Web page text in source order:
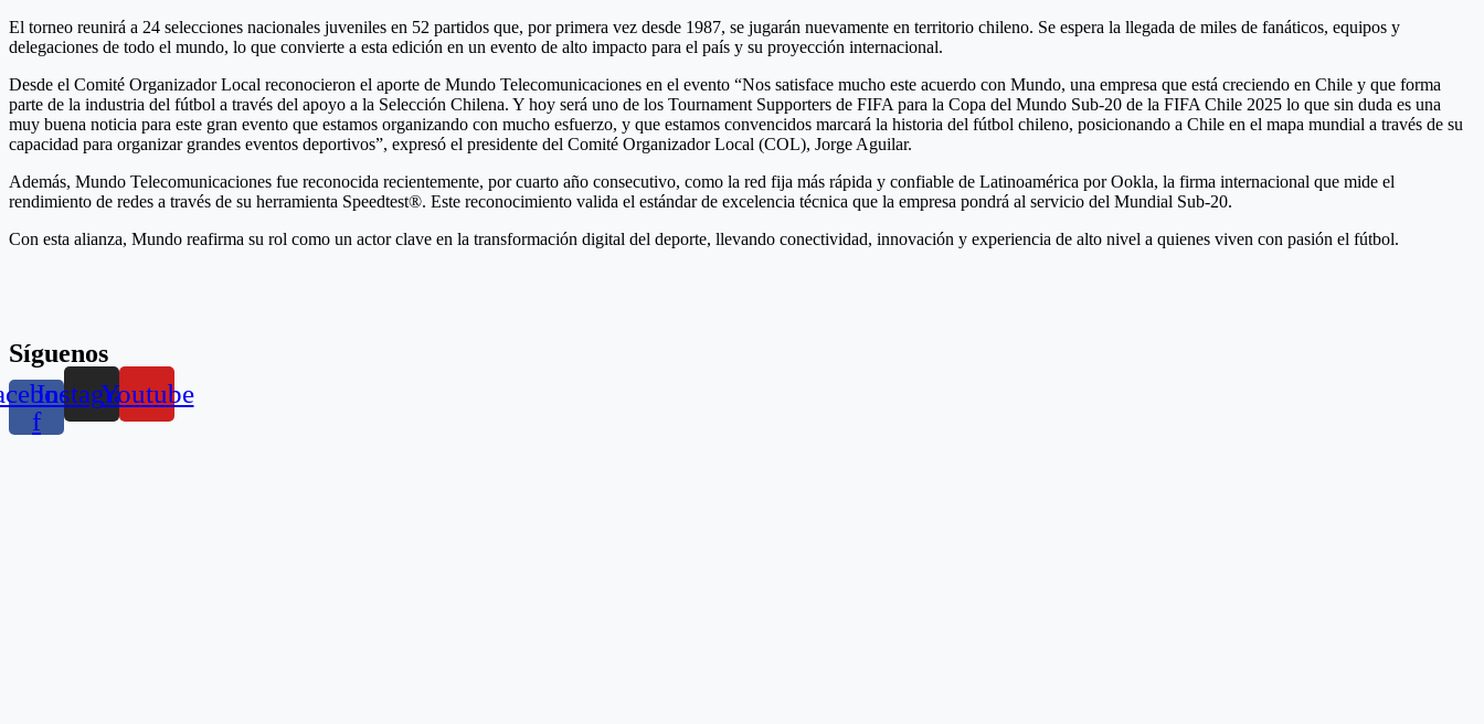
El torneo reunirá a 24 selecciones nacionales juveniles en 52 partidos que, por primera vez desde 1987, se jugarán nuevamente en territorio chileno. Se espera la llegada de miles de fanáticos, equipos y
delegaciones de todo el mundo, lo que convierte a esta edición en un evento de alto impacto para el país y su proyección internacional.
Desde el Comité Organizador Local reconocieron el aporte de Mundo Telecomunicaciones en el evento “Nos satisface mucho este acuerdo con Mundo, una empresa que está creciendo en Chile y que forma
parte de la industria del fútbol a través del apoyo a la Selección Chilena. Y hoy será uno de los Tournament Supporters de FIFA para la Copa del Mundo Sub-20 de la FIFA Chile 2025 lo que sin duda es una
muy buena noticia para este gran evento que estamos organizando con mucho esfuerzo, y que estamos convencidos marcará la historia del fútbol chileno, posicionando a Chile en el mapa mundial a través de su
capacidad para organizar grandes eventos deportivos”, expresó el presidente del Comité Organizador Local (COL), Jorge Aguilar.
Además, Mundo Telecomunicaciones fue reconocida recientemente, por cuarto año consecutivo, como la red fija más rápida y confiable de Latinoamérica por Ookla, la firma internacional que mide el
rendimiento de redes a través de su herramienta Speedtest®. Este reconocimiento valida el estándar de excelencia técnica que la empresa pondrá al servicio del Mundial Sub-20.
Con esta alianza, Mundo reafirma su rol como un actor clave en la transformación digital del deporte, llevando conectividad, innovación y experiencia de alto nivel a quienes viven con pasión el fútbol.
Síguenos
f
InstagramYoutube